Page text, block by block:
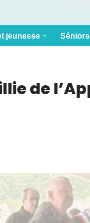
jeunesse Séniors
de